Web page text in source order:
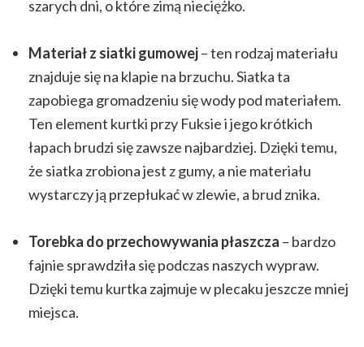
szarych dni, o które zimą nieciężko.
Materiał z siatki gumowej– ten rodzaj materiału
znajduje się na klapie na brzuchu. Siatka ta
zapobiega gromadzeniu się wody pod materiałem.
Ten element kurtki przy Fuksie i jego krótkich
łapach brudzi się zawsze najbardziej. Dzięki temu,
że siatka zrobiona jest z gumy, a nie materiału
wystarczy ją przepłukać w zlewie, a brud znika.
Torebka do przechowywania płaszcza – bardzo
fajnie sprawdziła się podczas naszych wypraw.
Dzięki temu kurtka zajmuje w plecaku jeszcze mniej
miejsca.